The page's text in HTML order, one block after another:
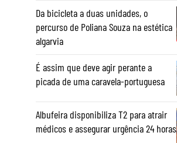
Da bicicleta a duas unidades, o
percurso de Poliana Souza na estética
algarvia
É assim que deve agir perante a
picada de uma caravela-portuguesa
Albufeira disponibiliza T2 para atrair
médicos e assegurar urgência 24 horas